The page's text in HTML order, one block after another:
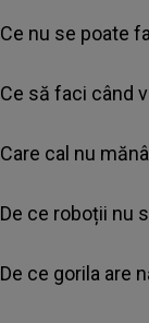
Ce nu se poate
Ce să faci când
Care cal nu
De ce roboții nu
De ce gorila are